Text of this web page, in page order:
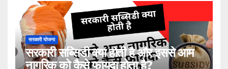
सरकारी योजना
सरकारी सब्सिडी क्या होती है और इससे आम
नागरिक को कैसे फायदा होता है?